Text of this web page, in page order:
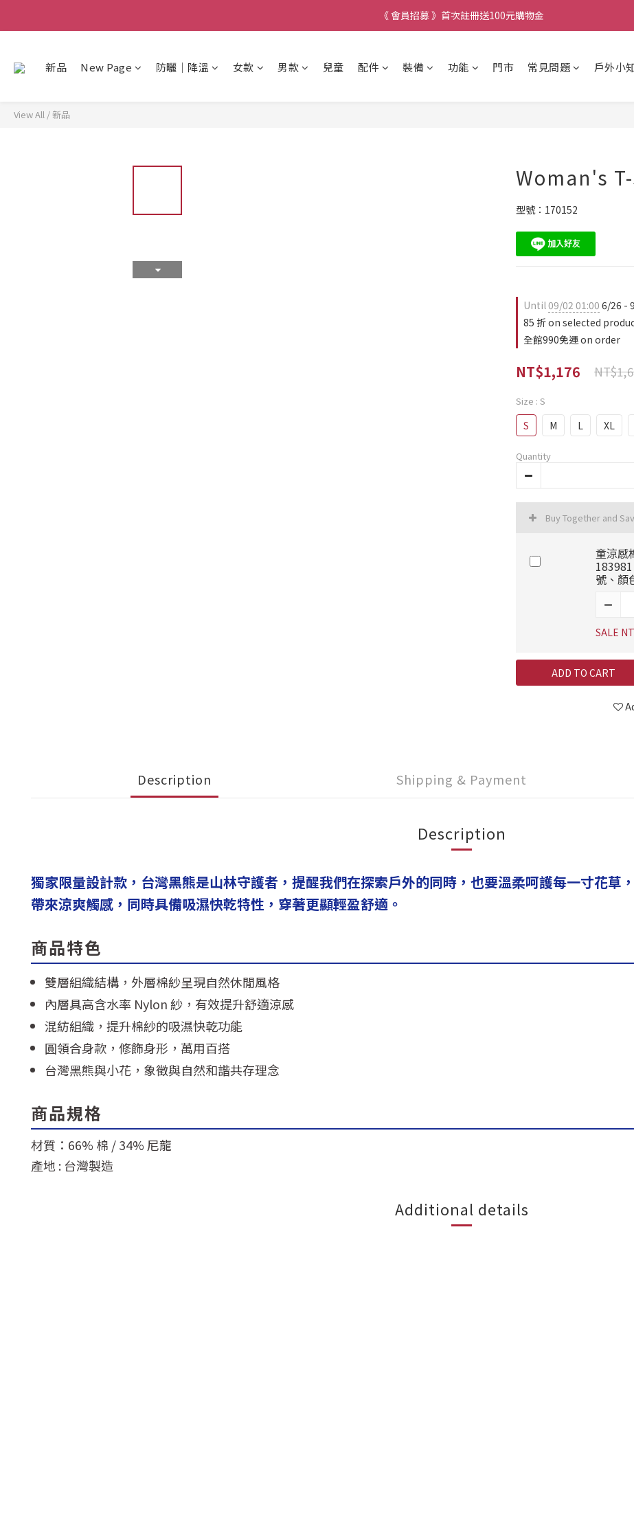
《 會員招募 》首次註冊送100元購物金
新品 New Page 防曬│降溫 女款 男款 兒童 配件 裝備 功能 門市 常見問題 戶外小
View All /新品
Woman's
型號：170152
Until09/02 01:00 6/26 -
85 折 on selected
全館990免運 on order
NT$1,176
Size : S
S M L XL
Quantity
Buy Together and
童涼感
號、顏
SALE
ADD TO CART
Description Shipping & Payment
Description
獨家限量設計款，台灣黑熊是山林守護者，提醒我們在探索戶外的同時，也要溫柔呵護每一寸花草
帶來涼爽觸感，同時具備吸濕快乾特性，穿著更顯輕盈舒適。
商品特色
雙層組織結構，外層棉紗呈現自然休閒風格
內層具高含水率 Nylon 紗，有效提升舒適涼感
混紡組織，提升棉紗的吸濕快乾功能
圓領合身款，修飾身形，萬用百搭
台灣黑熊與小花，象徵與自然和諧共存理念
商品規格
材質：66% 棉 / 34% 尼龍
產地 : 台灣製造
Additional details